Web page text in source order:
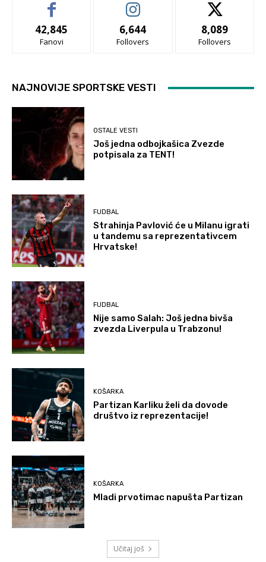
42,845
Fanovi
6,644
Follovers
8,089
Follovers
NAJNOVIJE SPORTSKE VESTI
OSTALE VESTI
Još jedna odbojkašica Zvezde
potpisala za TENT!
FUDBAL
Strahinja Pavlović će u Milanu igrati
u tandemu sa reprezentativcem
Hrvatske!
FUDBAL
Nije samo Salah: Još jedna bivša
zvezda Liverpula u Trabzonu!
KOŠARKA
Partizan Karliku želi da dovode
društvo iz reprezentacije!
KOŠARKA
Mladi prvotimac napušta Partizan
Učitaj još